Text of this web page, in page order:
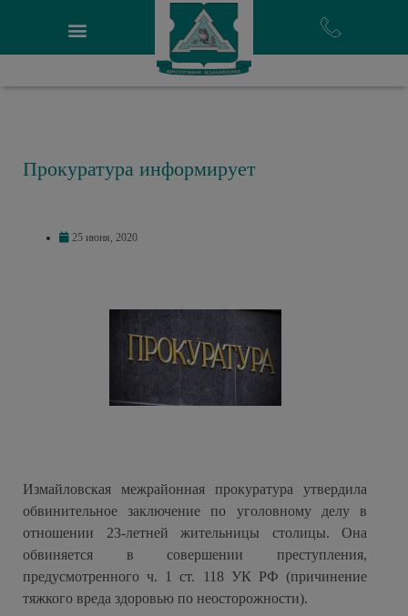
Прокуратура информирует
25 июня, 2020
Измайловская межрайонная прокуратура утвердила
обвинительное заключение по уголовному делу в
отношении 23-летней жительницы столицы. Она
обвиняется в совершении преступления,
предусмотренного ч. 1 ст. 118 УК РФ (причинение
тяжкого вреда здоровью по неосторожности).